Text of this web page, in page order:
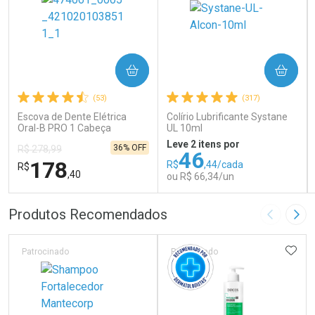
(53)
Escova de Dente Elétrica
Oral-B PRO 1 Cabeça
Redonda Recarregável 1
Unidade
R$ 278,99
R$178,40
36% OFF
COMPRAR
FECHAR
FECHAR
Por Menos
(317)
Colírio Lubrificante Systane
UL 10ml
Leve 2 itens por
R$46,44/cada
ou R$ 66,34/un
COMPRAR
Por Menos
Produtos Recomendados Imagem
Patrocinado Patrocinado